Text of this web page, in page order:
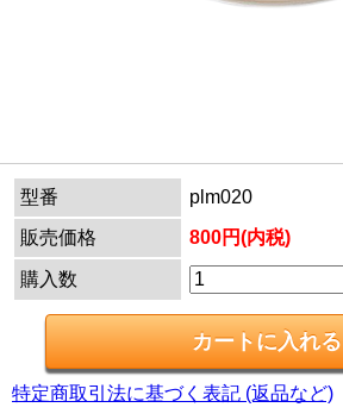
型番
plm020
販売価格
800円(内税)
購入数
特定商取引法に基づく表記 (返品など)